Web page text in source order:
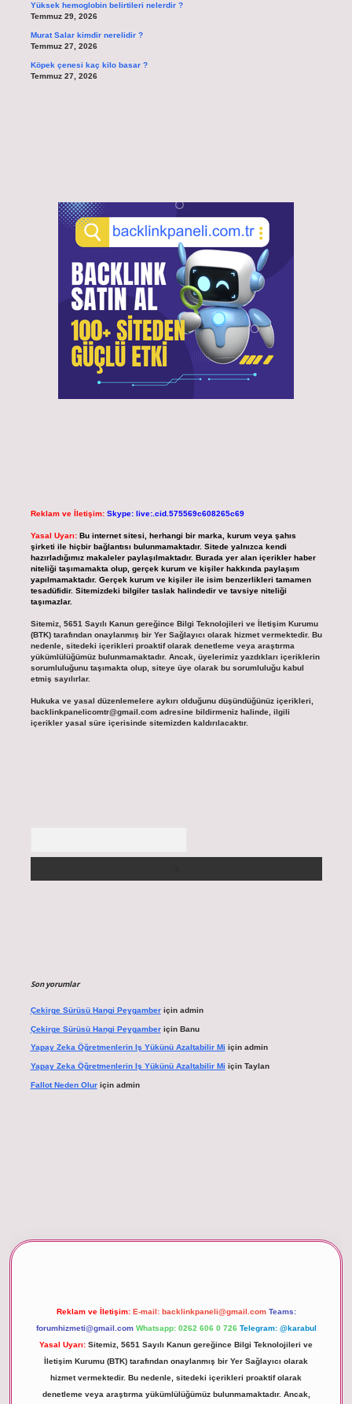
Yüksek hemoglobin belirtileri nelerdir ?
Temmuz 29, 2026
Murat Salar kimdir nerelidir ?
Temmuz 27, 2026
Köpek çenesi kaç kilo basar ?
Temmuz 27, 2026
Reklam ve İletişim: Skype: live:.cid.575569c608265c69
Yasal Uyarı: Bu internet sitesi, herhangi bir marka, kurum veya şahıs
şirketi ile hiçbir bağlantısı bulunmamaktadır. Sitede yalnızca kendi
hazırladığımız makaleler paylaşılmaktadır. Burada yer alan içerikler haber
niteliği taşımamakta olup, gerçek kurum ve kişiler hakkında paylaşım
yapılmamaktadır. Gerçek kurum ve kişiler ile isim benzerlikleri tamamen
tesadüfidir. Sitemizdeki bilgiler taslak halindedir ve tavsiye niteliği
taşımazlar.
Sitemiz, 5651 Sayılı Kanun gereğince Bilgi Teknolojileri ve İletişim Kurumu
(BTK) tarafından onaylanmış bir Yer Sağlayıcı olarak hizmet vermektedir. Bu
nedenle, sitedeki içerikleri proaktif olarak denetleme veya araştırma
yükümlülüğümüz bulunmamaktadır. Ancak, üyelerimiz yazdıkları içeriklerin
sorumluluğunu taşımakta olup, siteye üye olarak bu sorumluluğu kabul
etmiş sayılırlar.
Hukuka ve yasal düzenlemelere aykırı olduğunu düşündüğünüz içerikleri,
backlinkpanelicomtr@gmail.comadresine bildirmeniz halinde, ilgili
içerikler yasal süre içerisinde sitemizden kaldırılacaktır.
Son yorumlar
Çekirge Sürüsü Hangi Peygamberiçin admin
Çekirge Sürüsü Hangi Peygamberiçin Banu
Yapay Zeka Öğretmenlerin Iş Yükünü Azaltabilir Mi için admin
Yapay Zeka Öğretmenlerin Iş Yükünü Azaltabilir Mi için Taylan
Fallot Neden Oluriçin admin
Reklam ve İletişim: E-mail: backlinkpaneli@gmail.com Teams:
forumhizmeti@gmail.com Whatsapp: 0262 606 0 726 Telegram: @karabul
Yasal Uyarı: Sitemiz, 5651 Sayılı Kanun gereğince Bilgi Teknolojileri ve
İletişim Kurumu (BTK) tarafından onaylanmış bir Yer Sağlayıcı olarak
hizmet vermektedir. Bu nedenle, sitedeki içerikleri proaktif olarak
denetleme veya araştırma yükümlülüğümüz bulunmamaktadır. Ancak,